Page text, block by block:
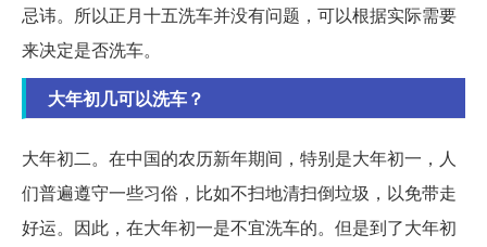
忌讳。所以正月十五洗车并没有问题，可以根据实际需要
来决定是否洗车。
大年初几可以洗车？
大年初二。在中国的农历新年期间，特别是大年初一，人
们普遍遵守一些习俗，比如不扫地清扫倒垃圾，以免带走
好运。因此，在大年初一是不宜洗车的。但是到了大年初